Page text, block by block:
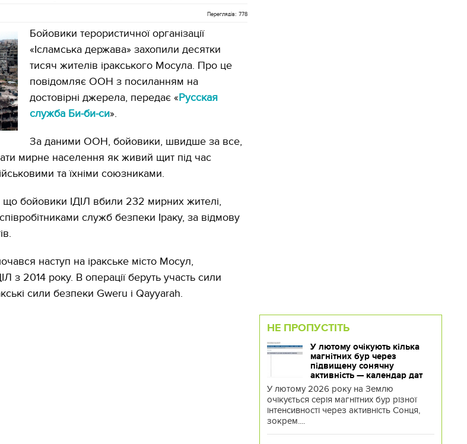
Переглядів: 778
Бойовики терористичної організації
«Ісламська держава» захопили десятки
тисяч жителів іракського Мосула. Про це
повідомляє ООН з посиланням на
достовірні джерела, передає «Русская
служба Би-би-си».
За даними ООН, бойовики, швидше за все,
мирне населення як живий щит під час
та їхніми союзниками.
що бойовики ІДІЛ вбили 232 мирних жителі,
служб безпеки Іраку, за відмову
наступ на іракське місто Мосул,
з 2014 року. В операції беруть участь сили
сили безпеки Gweru і Qayyarah.
НЕ ПРОПУСТІТЬ
У лютому очікують кілька
магнітних бур через
підвищену сонячну
активність — календар дат
У лютому 2026 року на Землю
очікується серія магнітних бур різної
інтенсивності через активність Сонця,
зокрем....